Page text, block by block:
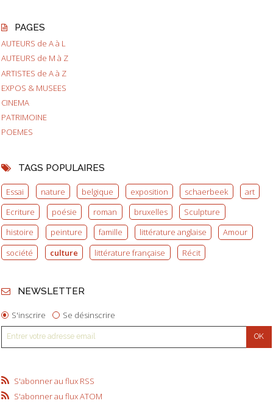
PAGES
AUTEURS de A à L
AUTEURS de M à Z
ARTISTES de A à Z
EXPOS & MUSEES
CINEMA
PATRIMOINE
POEMES
TAGS POPULAIRES
Essai nature belgique exposition schaerbeek
art
Ecriture
poésie roman bruxelles
Sculpture
histoire
peinture famille littérature anglaise
Amour
société
culture littérature française Récit
NEWSLETTER
S'inscrire Se désinscrire
S'abonner au flux RSS
S'abonner au flux ATOM